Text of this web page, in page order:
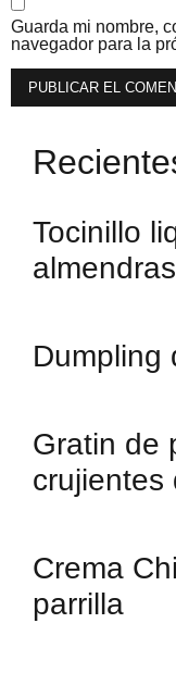
Guarda mi nombre,
navegador para la
Tocinillo
almendras
Dumpling
Gratin de
crujientes
Crema
parrilla